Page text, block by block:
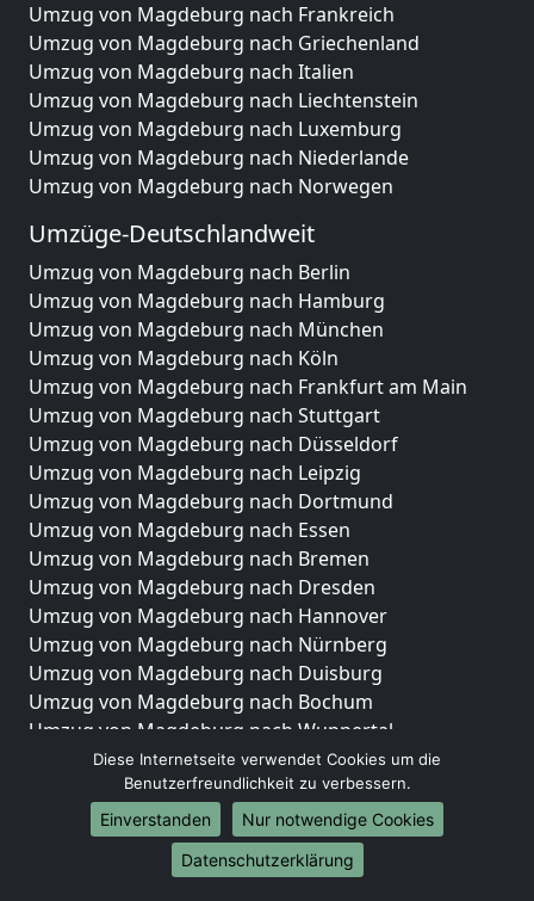
Umzug von Magdeburg nach Frankreich
Umzug von Magdeburg nach Griechenland
Umzug von Magdeburg nach Italien
Umzug von Magdeburg nach Liechtenstein
Umzug von Magdeburg nach Luxemburg
Umzug von Magdeburg nach Niederlande
Umzug von Magdeburg nach Norwegen
Umzüge-Deutschlandweit
Umzug von Magdeburg nach Berlin
Umzug von Magdeburg nach Hamburg
Umzug von Magdeburg nach München
Umzug von Magdeburg nach Köln
Umzug von Magdeburg nach Frankfurt am Main
Umzug von Magdeburg nach Stuttgart
Umzug von Magdeburg nach Düsseldorf
Umzug von Magdeburg nach Leipzig
Umzug von Magdeburg nach Dortmund
Umzug von Magdeburg nach Essen
Umzug von Magdeburg nach Bremen
Umzug von Magdeburg nach Dresden
Umzug von Magdeburg nach Hannover
Umzug von Magdeburg nach Nürnberg
Umzug von Magdeburg nach Duisburg
Umzug von Magdeburg nach Bochum
Umzug von Magdeburg nach Wuppertal
Umzug von Magdeburg nach Bielefeld
Umzug von Magdeburg nach Bonn
Umzug von Magdeburg nach Münster
Internationale-Umzüge
Diese Internetseite verwendet Cookies um die
Benutzerfreundlichkeit zu verbessern.
Einverstanden
Nur notwendige Cookies
Datenschutzerklärung